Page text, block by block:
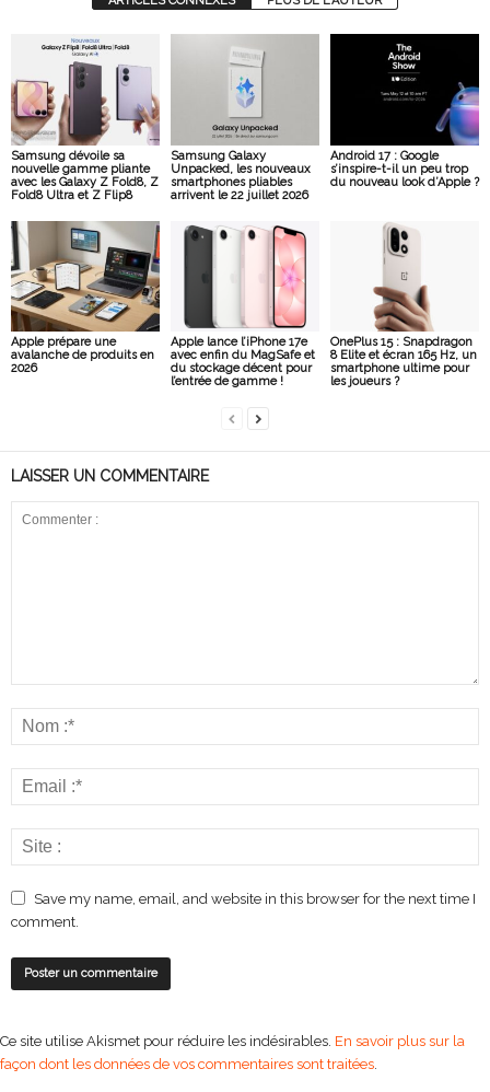
Samsung dévoile sa
nouvelle gamme pliante
avec les Galaxy Z Fold8, Z
Fold8 Ultra et Z Flip8
Samsung Galaxy
Unpacked, les nouveaux
smartphones pliables
arrivent le 22 juillet 2026
Android 17 : Google
s’inspire-t-il un peu trop
du nouveau look d’Apple ?
Apple prépare une
avalanche de produits en
2026
Apple lance l’iPhone 17e
avec enfin du MagSafe et
du stockage décent pour
l’entrée de gamme !
OnePlus 15 : Snapdragon
8 Elite et écran 165 Hz, un
smartphone ultime pour
les joueurs ?
LAISSER UN COMMENTAIRE
Save my name, email, and website in this browser for the next time I
comment.
Ce site utilise Akismet pour réduire les indésirables. En savoir plus sur la
façon dont les données de vos commentaires sont traitées.